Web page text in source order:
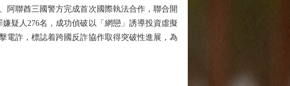
聯酋三國警方完成首次國際執法合作，聯合開
疑人276名，成功偵破以「網戀」誘導投資虛擬
電詐，標誌着跨國反詐協作取得突破性進展，為